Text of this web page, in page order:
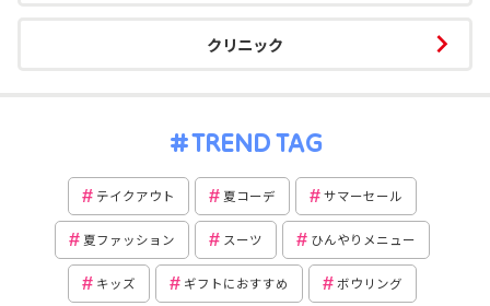
クリニック
TREND TAG
テイクアウト 夏コーデ サマーセール
夏ファッション スーツ ひんやりメニュー
キッズ ギフトにおすすめ ボウリング